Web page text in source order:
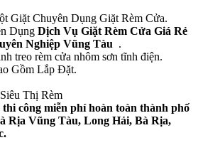
Giặt Chuyên Dụng Giặt Rèm Cửa.
Dụng Dịch Vụ Giặt Rèm Cửa Giá Rẻ
Nghiệp Vũng Tàu .
treo rèm cửa nhôm sơn tĩnh điện.
Gồm Lắp Đặt.
Thị Rèm
thi công miễn phí hoàn toàn thành phố
Rịa Vũng Tàu, Long Hải, Bà Rịa,